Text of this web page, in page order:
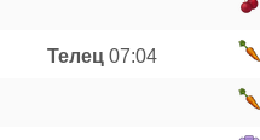
Телец 07:04